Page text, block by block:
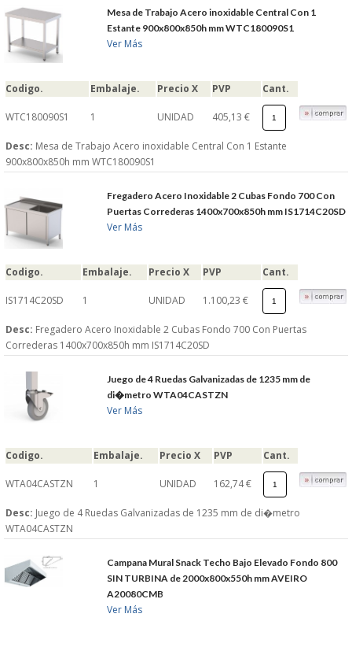
Mesa de Trabajo Acero inoxidable Central Con 1
Estante 900x800x850h mm WTC180090S1
Ver Más
Codigo. Embalaje. Precio X PVP Cant.
WTC180090S1 1 UNIDAD 405,13 €
Desc: Mesa de Trabajo Acero inoxidable Central Con 1 Estante
900x800x850h mm WTC180090S1
Fregadero Acero Inoxidable 2 Cubas Fondo 700 Con
Puertas Correderas 1400x700x850h mm IS1714C20SD
Ver Más
Codigo. Embalaje. Precio X PVP Cant.
IS1714C20SD 1 UNIDAD 1.100,23 €
Desc: Fregadero Acero Inoxidable 2 Cubas Fondo 700 Con Puertas
Correderas 1400x700x850h mm IS1714C20SD
Juego de 4 Ruedas Galvanizadas de 1235 mm de
di�metro WTA04CASTZN
Ver Más
Codigo. Embalaje. Precio X PVP Cant.
WTA04CASTZN 1 UNIDAD 162,74 €
Desc: Juego de 4 Ruedas Galvanizadas de 1235 mm de di�metro
WTA04CASTZN
Campana Mural Snack Techo Bajo Elevado Fondo 800
SIN TURBINA de 2000x800x550h mm AVEIRO
A20080CMB
Ver Más